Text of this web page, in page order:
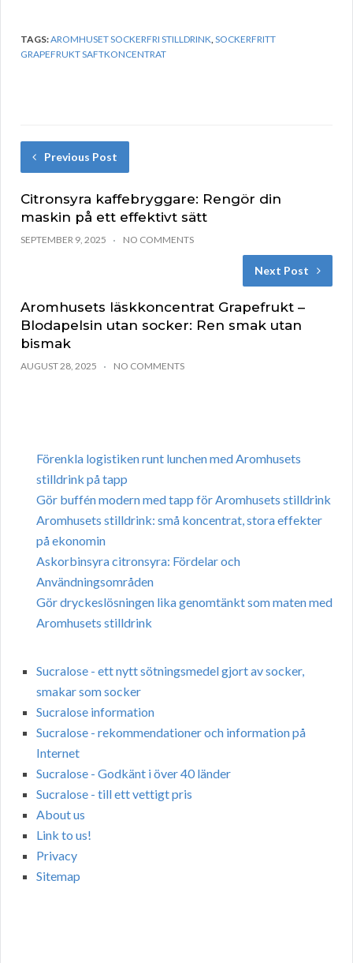
TAGS:AROMHUSET SOCKERFRI STILLDRINK,SOCKERFRITT
GRAPEFRUKT SAFTKONCENTRAT
Previous Post
Citronsyra kaffebryggare: Rengör din
maskin på ett effektivt sätt
SEPTEMBER 9, 2025 NO COMMENTS
Next Post
Aromhusets läskkoncentrat Grapefrukt –
Blodapelsin utan socker: Ren smak utan
bismak
AUGUST 28, 2025 NO COMMENTS
Förenkla logistiken runt lunchen med Aromhusets
stilldrink på tapp
Gör buffén modern med tapp för Aromhusets stilldrink
Aromhusets stilldrink: små koncentrat, stora effekter
på ekonomin
Askorbinsyra citronsyra: Fördelar och
Användningsområden
Gör dryckeslösningen lika genomtänkt som maten med
Aromhusets stilldrink
Sucralose - ett nytt sötningsmedel gjort av socker,
smakar som socker
Sucralose information
Sucralose - rekommendationer och information på
Internet
Sucralose - Godkänt i över 40 länder
Sucralose - till ett vettigt pris
About us
Link to us!
Privacy
Sitemap